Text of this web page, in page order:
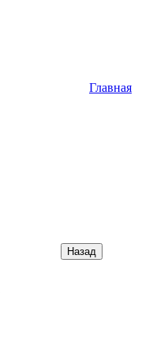
Главная
Назад